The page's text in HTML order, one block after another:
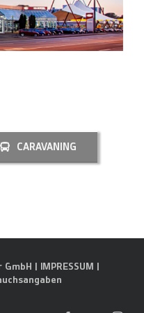
CARAVANING
| IMPRESSUM |